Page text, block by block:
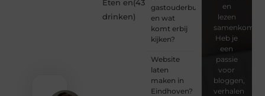
Eten en
drinken
(43
)
gastouderbureau
en wat
komt erbij
kijken?
Website
laten
maken in
Eindhoven?
en
lezen
samenkomen.
Heb je
een
passie
voor
bloggen,
verhalen